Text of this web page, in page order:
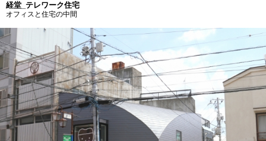
経堂_テレワーク住宅
オフィスと住宅の中間